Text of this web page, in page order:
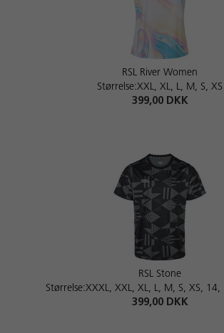
RSL River Women
Størrelse:XXL, XL, L, M, S, XS
399,00 DKK
RSL Stone
Størrelse:XXXL, XXL, XL, L, M, S, XS,
399,00 DKK